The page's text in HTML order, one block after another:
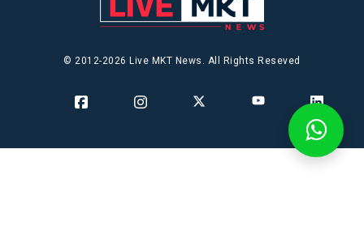
© 2012-2026 Live MKT News. All Rights Reseved